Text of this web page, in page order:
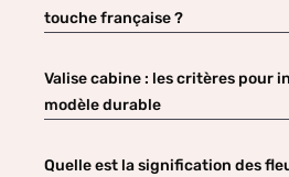
touche française ?
Valise cabine : les critères pour
modèle durable
Quelle est la signification des